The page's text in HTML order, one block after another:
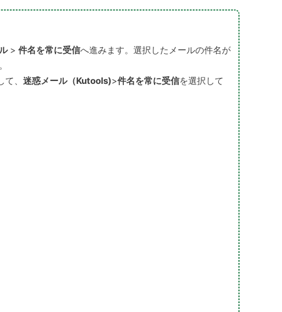
> 件名を常に受信へ進みます。選択したメールの件名が
、 迷惑メール（Kutools)>件名を常に受信を選択して